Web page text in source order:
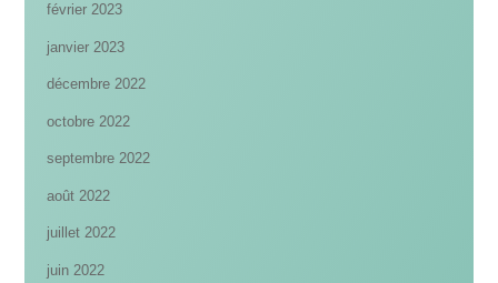
février 2023
janvier 2023
décembre 2022
octobre 2022
septembre 2022
août 2022
juillet 2022
juin 2022